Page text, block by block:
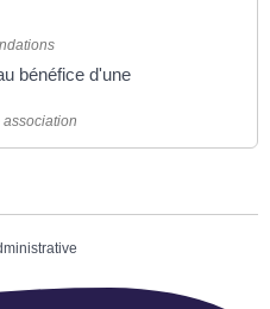
bénéfice d'une